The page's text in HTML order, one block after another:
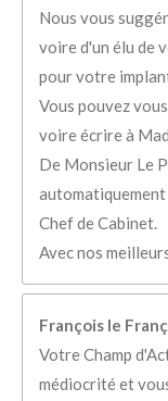
Nous vous
voire d'un élu de
pour votre
Vous pouvez
voire écrire à
De Monsieur Le
Chef de Cabinet.
Avec nos
François le
Votre Champ
médiocrité et